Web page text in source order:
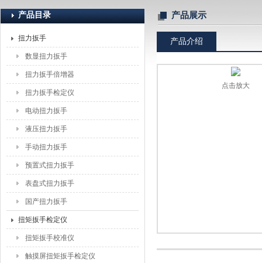
产品目录
扭力扳手
数显扭力扳手
扭力扳手倍增器
扭力扳手检定仪
电动扭力扳手
液压扭力扳手
手动扭力扳手
预置式扭力扳手
表盘式扭力扳手
国产扭力扳手
扭矩扳手检定仪
扭矩扳手校准仪
触摸屏扭矩扳手检定仪
产品展示
产品介绍
点击放大